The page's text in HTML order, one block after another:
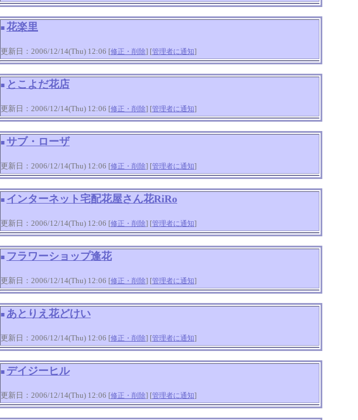
■ 花楽里
更新日：2006/12/14(Thu) 12:06 [修正・削除] [管理者に通知]
■ とこよだ花店
更新日：2006/12/14(Thu) 12:06 [修正・削除] [管理者に通知]
■ サブ・ローザ
更新日：2006/12/14(Thu) 12:06 [修正・削除] [管理者に通知]
■ インターネット宅配花屋さん花RiRo
更新日：2006/12/14(Thu) 12:06 [修正・削除] [管理者に通知]
■ フラワーショップ逢花
更新日：2006/12/14(Thu) 12:06 [修正・削除] [管理者に通知]
■ あとりえ花どけい
更新日：2006/12/14(Thu) 12:06 [修正・削除] [管理者に通知]
■ デイジーヒル
更新日：2006/12/14(Thu) 12:06 [修正・削除] [管理者に通知]